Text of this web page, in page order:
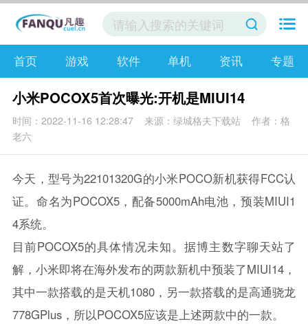
首页 游戏 软件 单机 资讯 专题
小米POCOX5首次曝光:开机是MIUI14
时间：2022-11-16 12:28:47 来源：绿城格夫下载站
作者：格
老六
今天，型号为22101320G的小米POCO新机获得FCC认
证。命名为POCOX5，配备5000mAh电池，预装MIUI1
4系统。
目前POCOX5的具体情况未知。据博主数字聊天站了
解，小米即将在海外发布的两款新机中预装了MIUI14，
其中一款搭载的是天机1080，另一款搭载的是高通骁龙
778GPlus，所以POCOX5应该是上述两款中的一款。